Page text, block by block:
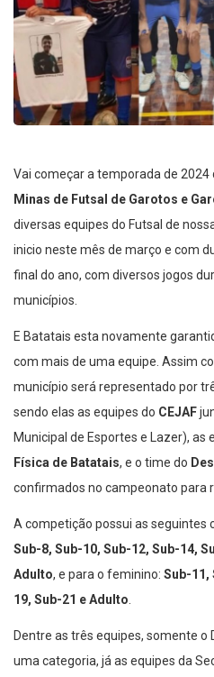
Vai começar a temporada de
Minas de Futsal de Garotos e
diversas equipes do Futsal de
inicio neste mês de março e com
final do ano, com diversos jogos
municípios.
E Batatais esta novamente
com mais de uma equipe. Assim
município será representado por
sendo elas as equipes do CEJAF
Municipal de Esportes e Lazer), as
Física de Batatais, e o time do
confirmados no campeonato para
A competição possui as seguintes
Sub-8, Sub-10, Sub-12, Sub-14,
Adulto, e para o feminino: Sub-11,
19, Sub-21 e Adulto.
Dentre as três equipes, somente
uma categoria, já as equipes da